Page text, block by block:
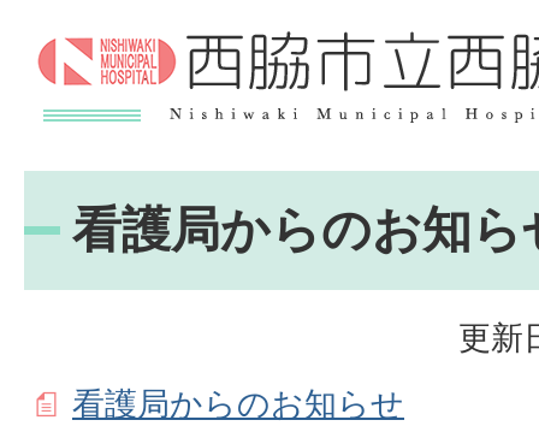
看護局からのお知ら
更新
看護局からのお知らせ